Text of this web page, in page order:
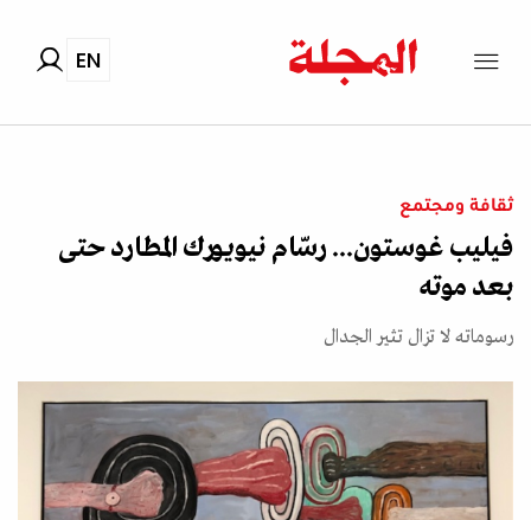
EN
ثقافة ومجتمع
فيليب غوستون... رسّام نيويورك المطارد حتى
بعد موته
رسوماته لا تزال تثير الجدال